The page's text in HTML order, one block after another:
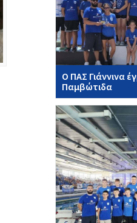
Ο ΠΑΣ Γιάννινα
Παμβώτιδα